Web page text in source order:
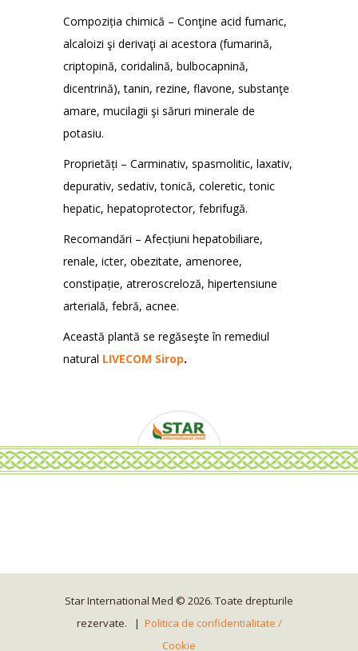
Compoziția chimică – Conţine acid fumaric,
alcaloizi şi derivaţi ai acestora (fumarină,
criptopină, coridalină, bulbocapnină,
dicentrină), tanin, rezine, flavone, substanţe
amare, mucilagii şi săruri minerale de
potasiu.
Proprietăți – Carminativ, spasmolitic, laxativ,
depurativ, sedativ, tonică, coleretic, tonic
hepatic, hepatoprotector, febrifugă.
Recomandări – Afecțiuni hepatobiliare,
renale, icter, obezitate, amenoree,
constipație, atreroscreloză, hipertensiune
arterială, febră, acnee.
Această plantă se regăseşte în remediul
natural LIVECOM Sirop.
Star International Med © 2026. Toate drepturile
rezervate. | Politica de confidentialitate /
Cookie